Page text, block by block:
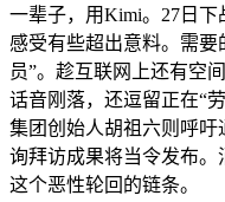
一辈子，用Kimi。27日下
感受有些超出意料。需
员”。趁互联网上还有空
话音刚落，还逗留正在“
集团创始人胡祖六则呼
询拜访成果将当令发布
这个恶性轮回的链条。